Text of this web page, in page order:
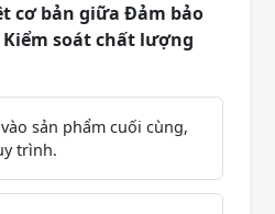
cơ bản giữa Đảm bảo
soát chất lượng
sản phẩm cuối cùng,
trình.